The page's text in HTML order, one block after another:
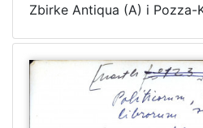
Zbirke Antiqua (A) i Pozza-